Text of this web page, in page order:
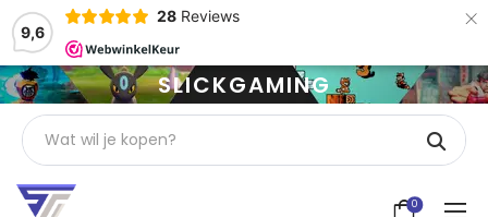
9,6
28 Reviews ×
SLICKGAMING
0